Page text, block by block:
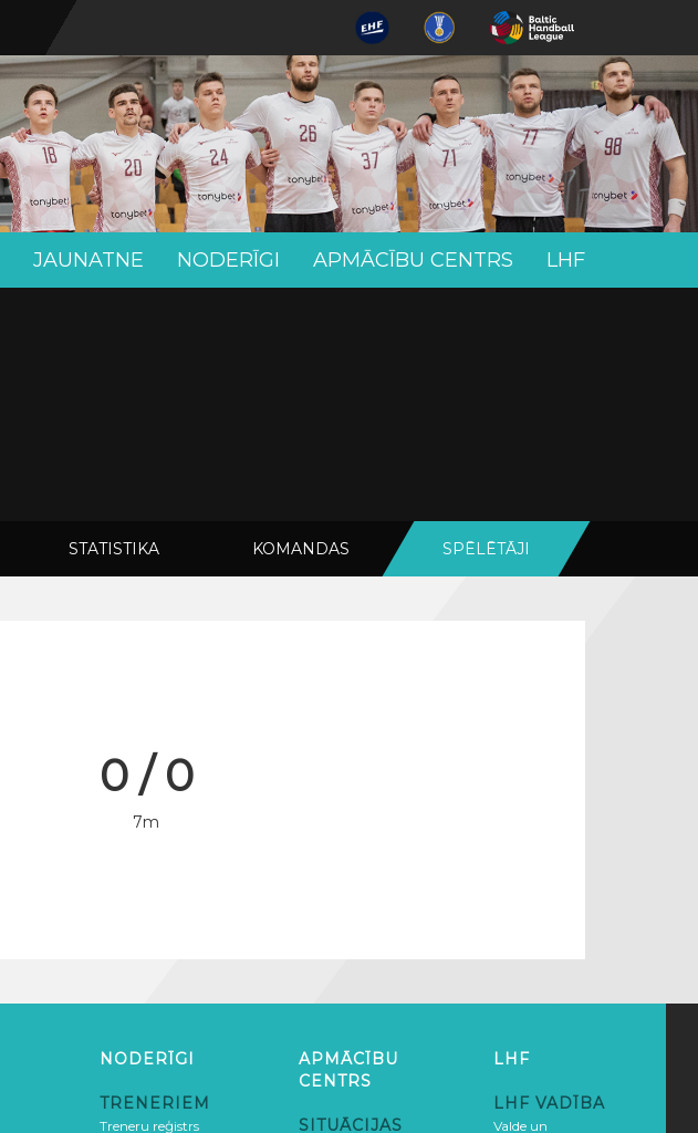
JAUNATNE NODERĪGI APMĀCĪBU CENTRS LHF
STATISTIKA KOMANDAS SPĒLĒTĀJI
0 / 0
7m
NODERĪGI
TRENERIEM
Treneru reģistrs
APMĀCĪBU
CENTRS
SITUĀCIJAS
LHF
LHF VADĪBA
Valde un